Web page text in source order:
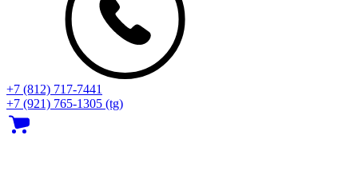
+7 (812) 717‑7441
+7 (921) 765-1305 (tg)